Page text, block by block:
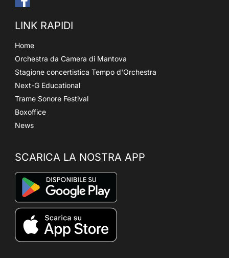
LINK RAPIDI
Home
Orchestra da Camera di Mantova
Stagione concertistica Tempo d'Orchestra
Next-G Educational
Trame Sonore Festival
Boxoffice
News
SCARICA LA NOSTRA APP